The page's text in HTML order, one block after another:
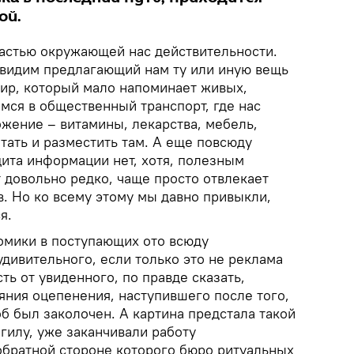
окружающей нас действительности.
предлагающий нам ту или иную вещь
который мало напоминает живых,
в общественный транспорт, где нас
– витамины, лекарства, мебель,
и разместить там. А еще повсюду
информации нет, хотя, полезным
редко, чаще просто отвлекает
Но ко всему этому мы давно привыкли,
в поступающих ото всюду
если только это не реклама
от увиденного, по правде сказать,
оцепенения, наступившего после того,
был заколочен. А картина предстала такой
уже заканчивали работу
стороне которого бюро ритуальных